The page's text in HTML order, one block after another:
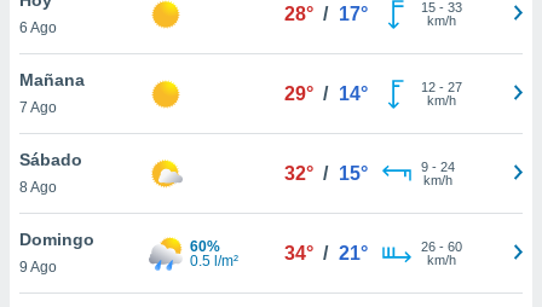
en
más
nuestra
de
6 Ago
28° / 17° 15- 33
km/h
Mañana
7 Ago
29° / 14° 12- 27
km/h
Sábado
8 Ago
32° / 15° 9- 24
km/h
Domingo
9 Ago
60%
0.5 l/m²
34° / 21° 26- 60
km/h